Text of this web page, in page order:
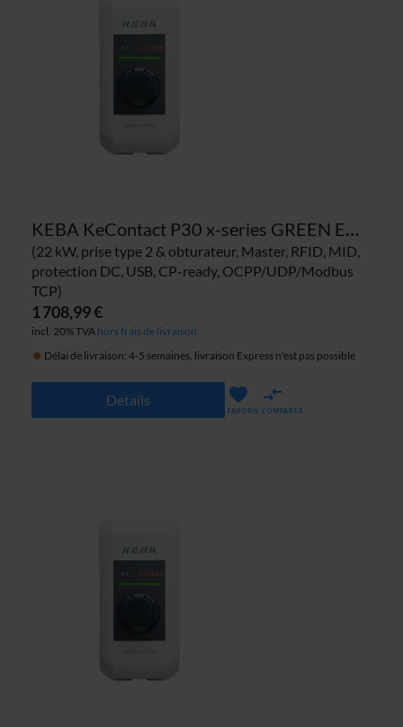
KEBA KeContact P30 x-series GREEN EDITION 125.051 borne de recharge
(22 kW, prise type 2 & obturateur, Master, RFID, MID,
protection DC, USB, CP-ready, OCPP/UDP/Modbus
TCP)
1 708,99 €
incl. 20% TVA hors frais de livraison
Délai de livraison: 4-5 semaines, livraison Express n'est pas possible
Details
FAVORIS COMPARER